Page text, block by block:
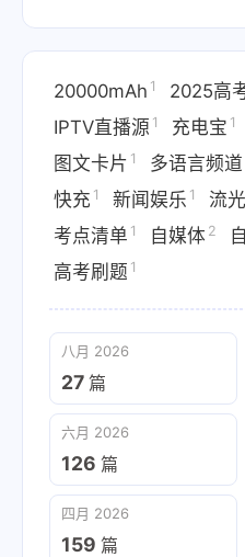
20000mAh 1 2025高
IPTV直播源 1 充电宝 1
图文卡片 1 多语言频道
快充 1 新闻娱乐 1 流
考点清单 1 自媒体 2
高考刷题 1
八月 2026
27 篇
六月 2026
126 篇
四月 2026
159 篇